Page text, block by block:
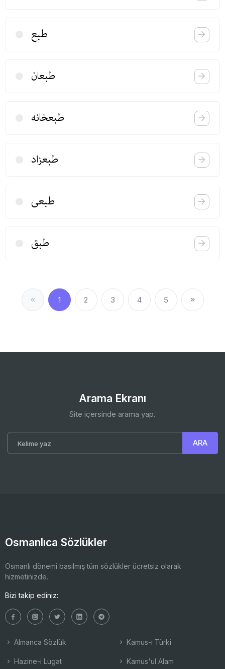
طبع
طبعان
طبعخانه
طبعزاد
طبعی
طبق
1 2 3 4 5
Arama Ekranı
Site içersinde arama yap.
Osmanlıca Sözlükler
Osmanlı dönemi basılmış tüm sözlükler ücretsiz olarak
hizmetinizde.
Bizi takip ediniz:
Almanca Sözlük
Hazine-i Lugat
Kamus-ı Türki
Kamus'ul Alam